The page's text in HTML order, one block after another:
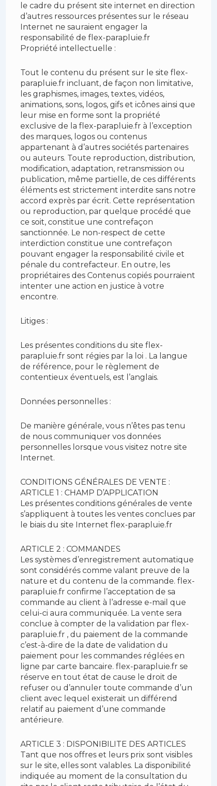
le cadre du présent site internet en direction
d’autres ressources présentes sur le réseau
Internet ne sauraient engager la
responsabilité de flex-parapluie.fr
Propriété intellectuelle :
Tout le contenu du présent sur le site flex-
parapluie.fr incluant, de façon non limitative,
les graphismes, images, textes, vidéos,
animations, sons, logos, gifs et icônes ainsi que
leur mise en forme sont la propriété
exclusive de la flex-parapluie.fr à l’exception
des marques, logos ou contenus
appartenant à d’autres sociétés partenaires
ou auteurs. Toute reproduction, distribution,
modification, adaptation, retransmission ou
publication, même partielle, de ces différents
éléments est strictement interdite sans notre
accord exprès par écrit. Cette représentation
ou reproduction, par quelque procédé que
ce soit, constitue une contrefaçon
sanctionnée. Le non-respect de cette
interdiction constitue une contrefaçon
pouvant engager la responsabilité civile et
pénale du contrefacteur. En outre, les
propriétaires des Contenus copiés pourraient
intenter une action en justice à votre
encontre.
Litiges :
Les présentes conditions du site flex-
parapluie.fr sont régies par la loi . La langue
de référence, pour le règlement de
contentieux éventuels, est l’anglais.
Données personnelles :
De manière générale, vous n’êtes pas tenu
de nous communiquer vos données
personnelles lorsque vous visitez notre site
Internet.
CONDITIONS GÉNÉRALES DE VENTE :
ARTICLE 1 : CHAMP D’APPLICATION
Les présentes conditions générales de vente
s’appliquent à toutes les ventes conclues par
le biais du site Internet flex-parapluie.fr
ARTICLE 2 : COMMANDES
Les systèmes d’enregistrement automatique
sont considérés comme valant preuve de la
nature et du contenu de la commande. flex-
parapluie.fr confirme l’acceptation de sa
commande au client à l’adresse e-mail que
celui-ci aura communiquée. La vente sera
conclue à compter de la validation par flex-
parapluie.fr , du paiement de la commande
c’est-à-dire de la date de validation du
paiement pour les commandes réglées en
ligne par carte bancaire. flex-parapluie.fr se
réserve en tout état de cause le droit de
refuser ou d’annuler toute commande d’un
client avec lequel existerait un différend
relatif au paiement d’une commande
antérieure.
ARTICLE 3 : DISPONIBILITE DES ARTICLES
Tant que nos offres et leurs prix sont visibles
sur le site, elles sont valables. La disponibilité
indiquée au moment de la consultation du